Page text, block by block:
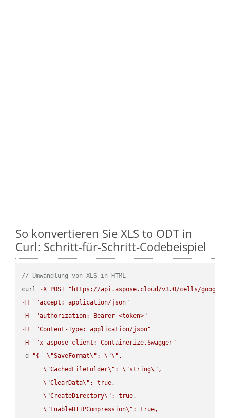
So konvertieren Sie XLS to ODT in
Curl: Schritt-für-Schritt-Codebeispiel
// Umwandlung von XLS in HTML
curl
-X POST
"https://api.aspose.cloud/v3.0/cells/
- H
"accept: application/json"
- H
"authorization: Bearer <token>"
- H
"Content-Type: application/json"
- H
"x-aspose-client: Containerize.Swagger"
-d "{ \"SaveFormat\" : \"\" ,
\"CachedFileFolder\" : \"string\" ,
\"ClearData\" : true,
\"CreateDirectory\" : true,
\" EnableHTTPCompression\" : true,